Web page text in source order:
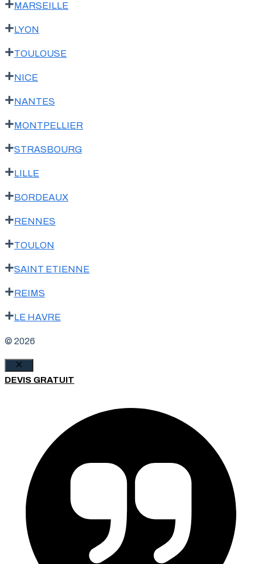
MARSEILLE
LYON
TOULOUSE
NICE
NANTES
MONTPELLIER
STRASBOURG
LILLE
BORDEAUX
RENNES
TOULON
SAINT ETIENNE
REIMS
LE HAVRE
© 2026
Fermer
DEVIS GRATUIT